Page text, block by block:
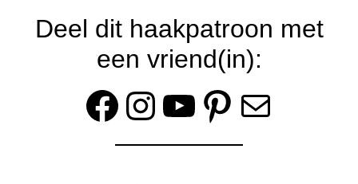
Deel dit haakpatroon met
een vriend(in):
Facebook Instagram YouTube Pinterest E-mail